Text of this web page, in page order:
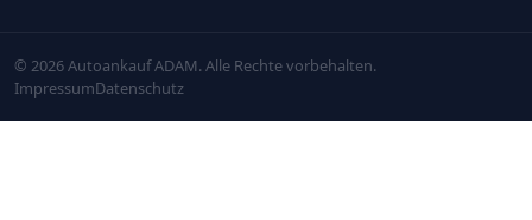
© 2026 Autoankauf ADAM. Alle Rechte vorbehalten.
ImpressumDatenschutz